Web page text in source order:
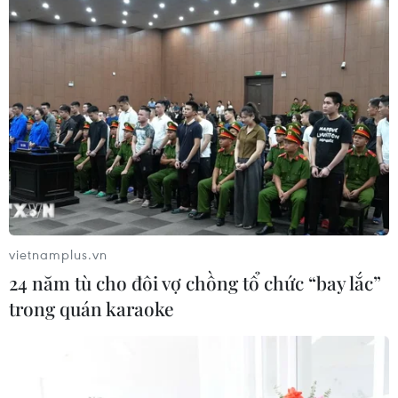
05/08/2026 02:34
bạch bữa ăn bán trú trước thềm năm
học mới
05/08/2026 02:01
Hưng Yên chuyển trụ sở dôi dư
thành trường học, mở rộng không
gian giáo dục
05/08/2026 01:21
Bảo đảm ngày khai giảng thực sự là
vietnamplus.vn
24 năm tù cho đôi vợ chồng tổ chức “bay lắc”
trong quán karaoke